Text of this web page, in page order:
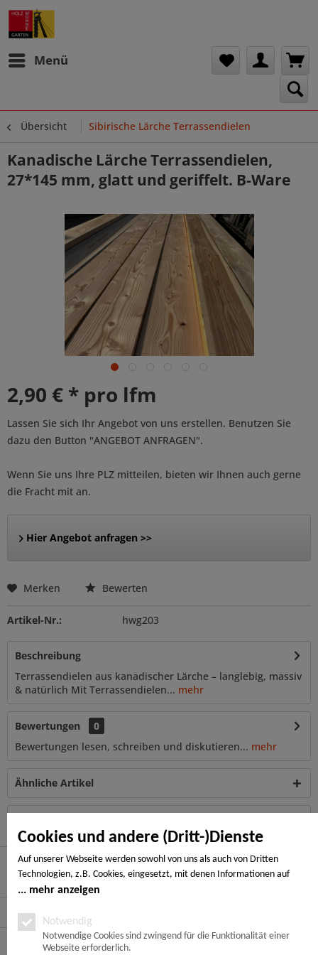
Cookies und andere (Dritt-)Dienste
Auf unserer Webseite werden sowohl von uns als auch von Dritten
Technologien, z.B. Cookies, eingesetzt, mit denen Informationen auf
Ihrem Endgerät gespeichert und/oder von Ihrem Endgerät abgerufen
Notwendige Cookies, Analyse-, Marketing- und Statistik-Cookies. Bei den
notwendigen Cookies handelt es sich um solche, die technisch notwendig
sind, um den von Ihnen gewünschten Dienst bereitzustellen, die übrigen
mehr anzeigen
Notwendig
Notwendige Cookies sind zwingend für die Funktionalität einer
Webseite erforderlich.
Menü
Übersicht Sibirische Lärche Terrassendielen
Kanadische Lärche Terrassendielen,
27*145 mm, glatt und geriffelt. B-Ware
2,90 € * pro lfm
Lassen Sie sich Ihr Angebot von uns erstellen. Benutzen Sie
dazu den Button "ANGEBOT ANFRAGEN".
Wenn Sie uns Ihre PLZ mitteilen, bieten wir Ihnen auch gerne
die Fracht mit an.
Hier Angebot anfragen >>
Merken Bewerten
Artikel-Nr.: hwg203
Beschreibung
Terrassendielen aus kanadischer Lärche – langlebig, massiv
& natürlich Mit Terrassendielen... mehr
Bewertungen
0
Bewertungen lesen, schreiben und diskutieren... mehr
Ähnliche Artikel
Hier finden Sie uns
Service Hotline
Service